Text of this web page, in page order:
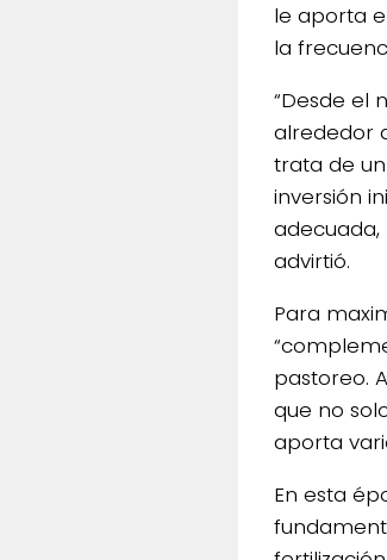
le aporta
la
“Desde el
alrededor
trata de
inversión
adecuada,
advirtió.
Para
pastoreo.
que no
aporta
En esta